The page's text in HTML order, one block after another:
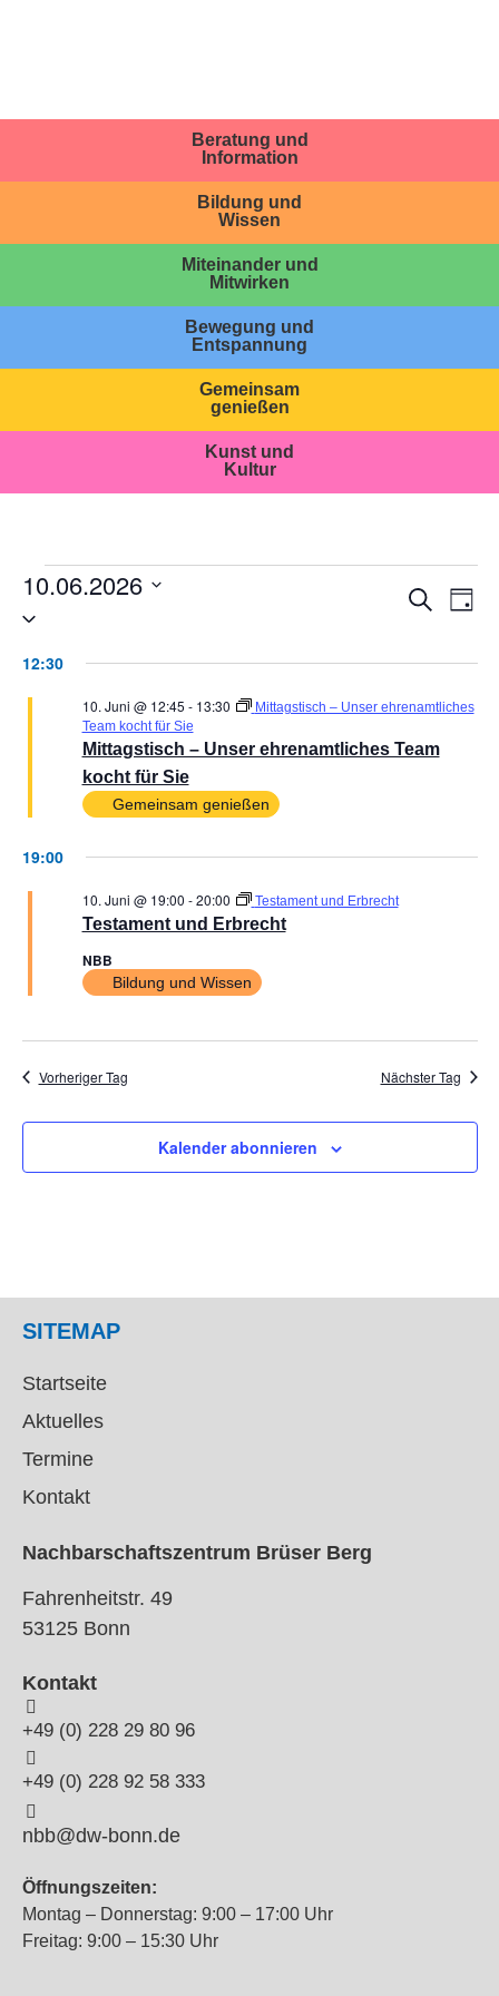
Beratung und
Information
Bildung und
Wissen
Miteinander und
Mitwirken
Bewegung und
Entspannung
Gemeinsam
genießen
Kunst und
Kultur
Suche
Tag
10.06.2026
Datum
12:30
Mittagstisch – Unser ehrenamtliches Team
kocht für Sie
10. Juni @ 12:45 - 13:30
Mittagstisch – Unser ehrenamtliches
Team kocht für Sie
Gemeinsam genießen
19:00
Testament und Erbrecht
10. Juni @ 19:00 -20:00 Testament und Erbrecht
NBB
Bildung und Wissen
Vorheriger Tag Nächster Tag
Kalender abonnieren
SITEMAP
Startseite
Aktuelles
Termine
Kontakt
Nachbarschaftszentrum Brüser Berg
Fahrenheitstr. 49
53125 Bonn
Kontakt
+49 (0) 228 29 80 96
+49 (0) 228 92 58 333
nbb@dw-bonn.de
Öffnungszeiten:
Montag – Donnerstag: 9:00 – 17:00 Uhr
Freitag: 9:00 – 15:30 Uhr